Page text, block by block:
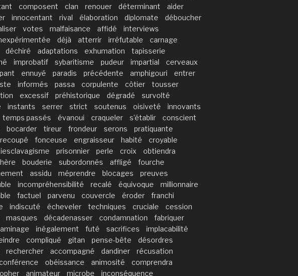
composent clan renouer déterminant
aider
innocentant rival élaboration diplomate
déboucher
votes malfaisance affidé
interviews
déjà atterrir irréfutable
carnage
déchiré adaptations exhumation
tapisserie
improbatif sybaritisme pudeur impartial
cerveaux
ennuyé paradis précédente amphigouri
entrer
informés passa corpulente côtier
tousser
excessif préhistorique dégradé
survolté
instants serrer strict soutenus oisiveté
innovants
temps passés évanoui craqueler s’établir
conscient
bocarder tireur frondeur serons
pratiquante
fonceuse engraisseur habité
croyable
prisonnier perle croix
obtiendra
hère bouderie subordonnés affligé
fourche
assidu méprendre blocages
preuves
incompréhensibilité recalé équivoque
millionnaire
factuel parvenu couvercle éroder
franchi
indiscuté écheveler techniques cruciale
cession
masques décadenasser condamnation
fabriquer
inégalement futé sacrifices
implacabilité
compliqué gitan pense-bête
désordres
rechercher accompagné dandiner
récusation
obéissance animosité
comprendra
animateur microbe inconséquence